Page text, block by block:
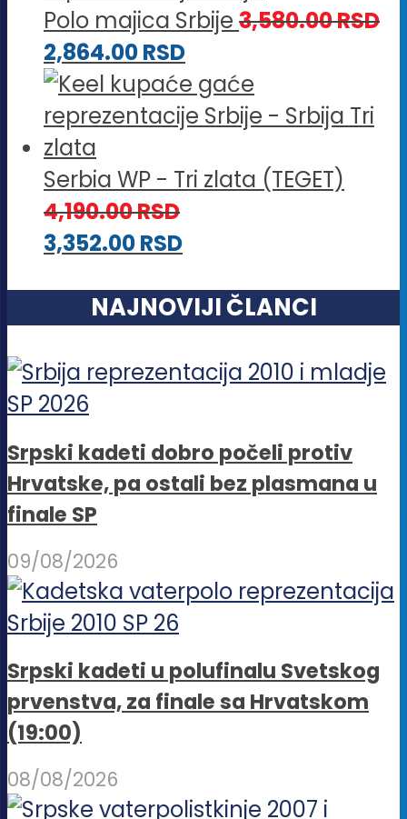
Polo majica Srbije 3,580.00RSD
2,864.00RSD
Serbia WP - Tri zlata (TEGET)
4,190.00RSD
3,352.00RSD
NAJNOVIJI ČLANCI
Srpski kadeti dobro počeli protiv
Hrvatske, pa ostali bez plasmana u
finale SP
09/08/2026
Srpski kadeti u polufinalu Svetskog
prvenstva, za finale sa Hrvatskom
(19:00)
08/08/2026